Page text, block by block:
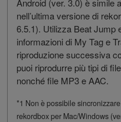
nell’ultima versione di
6.5.1). Utilizza Beat Jump
informazioni di My Tag e
riproduzione successiva
puoi riprodurre più tipi di
nonché file MP3 e AAC.
*1 Non è possibile
rekordbox per Mac/Windows